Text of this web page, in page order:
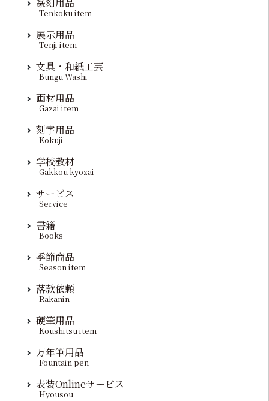
Tenkoku item
展示用品
Tenji item
文具・和紙工芸
Bungu Washi
画材用品
Gazai item
刻字用品
Kokuji
学校教材
Gakkou kyozai
サービス
Service
書籍
Books
季節商品
Season item
落款依頼
Rakanin
硬筆用品
Koushitsu item
万年筆用品
Fountain pen
表装Onlineサービス
Hyousou